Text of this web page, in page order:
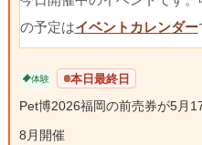
の予定はイベントカレンダー
体験 本日最終日
Pet博2026福岡の前売券が5月
8月開催